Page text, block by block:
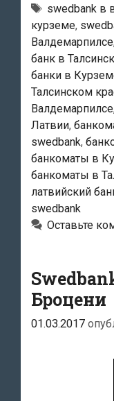
в
Тэги
swedbank в
курземе,
Валдемарпилсе
банк в
банки в
Талсинском
Валдемарпилсе
Латвии,
swedbank,
банкоматы в
банкоматы в
латвийский
swedbank
Оставьте
Броцени
01.03.2017